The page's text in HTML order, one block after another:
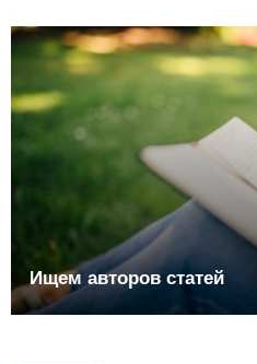
Ищем авторов статей